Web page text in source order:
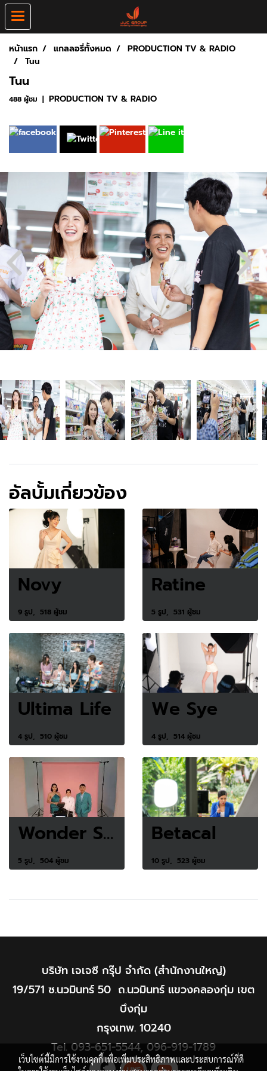
หน้าแรก แกลลอรี่ทั้งหมด
PRODUCTION TV & RADIO
Tuu
Tuu
488 ผู้ชม | PRODUCTION TV & RADIO
อัลบั้มเกี่ยวข้อง
Novy
9 รูป, 518 ผู้ชม
Ratine
5 รูป, 531 ผู้ชม
Ultima Life
4 รูป, 510 ผู้ชม
We Sye
4 รูป, 514 ผู้ชม
Wonder Smile
5 รูป, 504 ผู้ชม
Betacal
10 รูป, 523 ผู้ชม
บริษัท เจเจซี กรุ๊ป จำกัด (สำนักงานใหญ่)
19/571 ซ.นวมินทร์ 50 ถ.นวมินทร์ แขวงคลองกุ่ม เขต
บึงกุ่ม
กรุงเทพ. 10240
Tel. 093-651-5544, 096-919-1789
เว็บไซต์นี้มีการใช้งานคุกกี้ เพื่อเพิ่มประสิทธิภาพและประสบการณ์ที่ดี